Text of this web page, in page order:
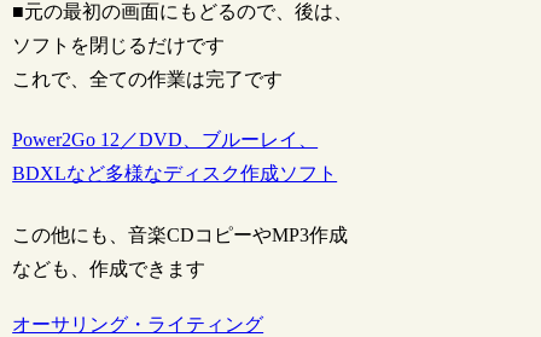
■元の最初の画面にもどるので、後は、
ソフトを閉じるだけです
これで、全ての作業は完了です
Power2Go 12／DVD、ブルーレイ、
BDXLなど多様なディスク作成ソフト
この他にも、音楽CDコピーやMP3作成
なども、作成できます
オーサリング・ライティング